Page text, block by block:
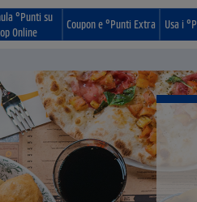
°Punti su
Online
Coupon e °Punti Extra Usa i